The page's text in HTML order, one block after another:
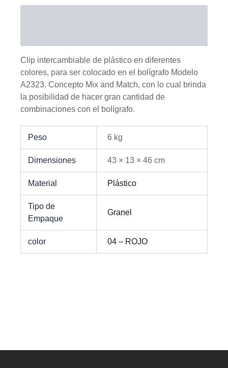
Clip intercambiable de plástico en diferentes
colores, para ser colocado en el bolígrafo Modelo
A2323. Concepto Mix and Match, con lo cual brinda
la posibilidad de hacer gran cantidad de
combinaciones con el bolígrafo.
Peso 6 kg
Dimensiones 43 × 13 × 46 cm
Material Plástico
Tipo de
Empaque
Granel
color 04 – ROJO